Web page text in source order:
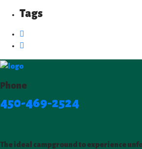
Tags
Phone
450-469‑2524
The ideal campground to experience